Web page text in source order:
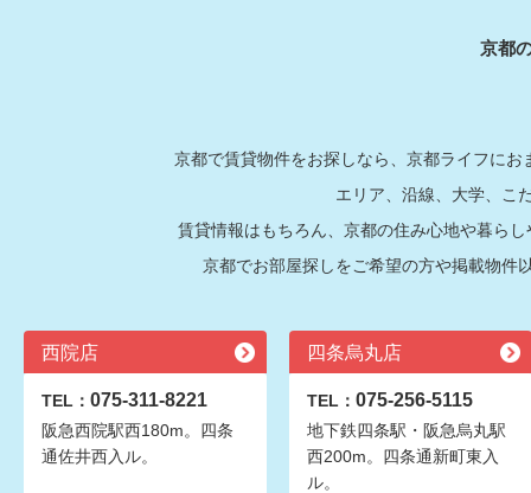
京都
京都で賃貸物件をお探しなら、京都ライフに
エリア、沿線、大学、こ
賃貸情報はもちろん、京都の住み心地や暮ら
京都でお部屋探しをご希望の方や掲載物件
西院店
TEL： 075-311-8221
阪急西院駅西180m。四条
通佐井西入ル。
四条烏丸店
TEL： 075-256-5115
地下鉄四条駅・阪急烏丸駅
西200m。四条通新町東入
ル。